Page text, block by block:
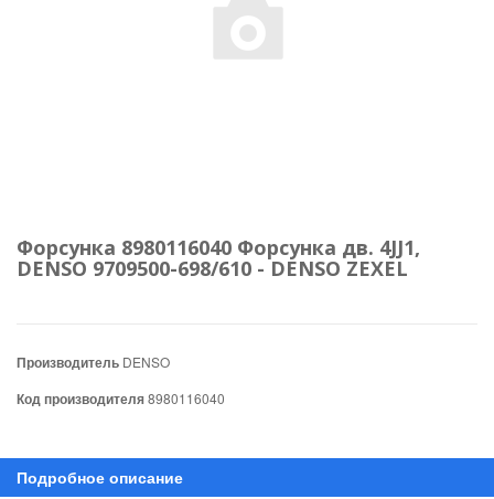
Форсунка 8980116040 Форсунка дв. 4JJ1,
DENSO 9709500-698/610 - DENSO ZEXEL
Производитель DENSO
Код производителя8980116040